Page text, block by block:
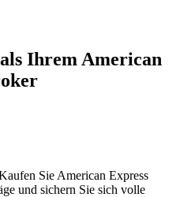
Ihrem American
Sie American Express
und sichern Sie sich volle